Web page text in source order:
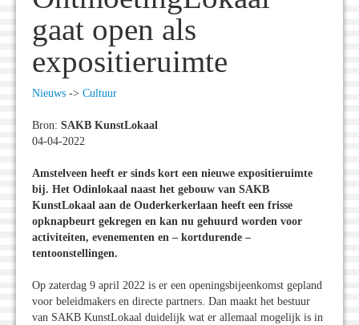
gaat open als
expositieruimte
Nieuws -> Cultuur
Bron: SAKB KunstLokaal
04-04-2022
Amstelveen heeft er sinds kort een nieuwe expositieruimte
bij. Het Odinlokaal naast het gebouw van SAKB
KunstLokaal aan de Ouderkerkerlaan heeft een frisse
opknapbeurt gekregen en kan nu gehuurd worden voor
activiteiten, evenementen en – kortdurende –
tentoonstellingen.
Op zaterdag 9 april 2022 is er een openingsbijeenkomst gepland
voor beleidmakers en directe partners. Dan maakt het bestuur
van SAKB KunstLokaal duidelijk wat er allemaal mogelijk is in